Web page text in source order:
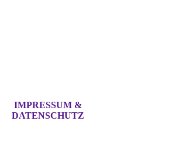
IMPRESSUM &
DATENSCHUTZ